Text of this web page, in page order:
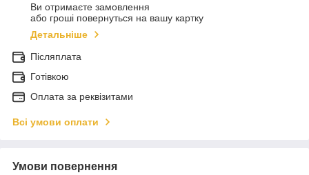
Ви отримаєте замовлення
або гроші повернуться на вашу картку
Детальніше
Післяплата
Готівкою
Оплата за реквізитами
Всі умови оплати
Умови повернення